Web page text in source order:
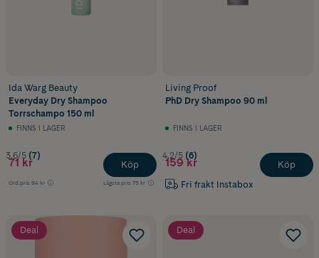
Ida Warg Beauty
Everyday Dry Shampoo
Torrschampo 150 ml
FINNS I LAGER
3.6/5 (7)
71 kr
Ord.pris 94 kr Lägsta pris 75 kr
Köp
Living Proof
PhD Dry Shampoo 90 ml
FINNS I LAGER
4.2/5 (6)
159 kr
Fri frakt Instabox
Köp
Deal Deal